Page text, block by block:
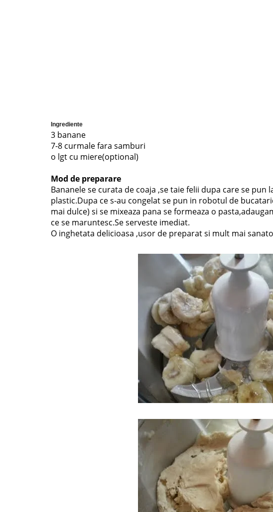
Ingrediente
3 banane
7-8 curmale fara samburi
o lgt cu miere(optional)
Mod de preparare
Bananele se curata de coaja ,se taie felii dupa care se
plastic.Dupa ce s-au congelat se pun in robotul de
mai dulce) si se mixeaza pana se formeaza o
ce se maruntesc.Se serveste imediat.
O inghetata delicioasa ,usor de preparat si mult mai